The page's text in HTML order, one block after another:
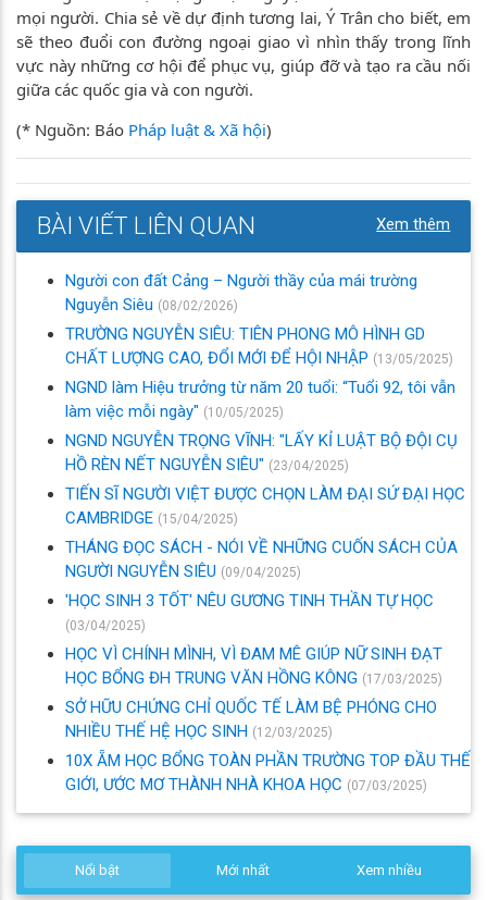
mọi người. Chia sẻ về dự định tương lai, Ý Trân cho biết, em
sẽ theo đuổi con đường ngoại giao vì nhìn thấy trong lĩnh
vực này những cơ hội để phục vụ, giúp đỡ và tạo ra cầu nối
giữa các quốc gia và con người.
(* Nguồn: Báo Pháp luật & Xã hội)
BÀI VIẾT LIÊN QUAN Xem thêm
Người con đất Cảng – Người thầy của mái trường
Nguyễn Siêu (08/02/2026)
TRƯỜNG NGUYỄN SIÊU: TIÊN PHONG MÔ HÌNH GD
CHẤT LƯỢNG CAO, ĐỔI MỚI ĐỂ HỘI NHẬP (13/05/2025)
NGND làm Hiệu trưởng từ năm 20 tuổi: “Tuổi 92, tôi vẫn
làm việc mỗi ngày" (10/05/2025)
NGND NGUYỄN TRỌNG VĨNH: "LẤY KỈ LUẬT BỘ ĐỘI CỤ
HỒ RÈN NẾT NGUYỄN SIÊU" (23/04/2025)
TIẾN SĨ NGƯỜI VIỆT ĐƯỢC CHỌN LÀM ĐẠI SỨ ĐẠI HỌC
CAMBRIDGE (15/04/2025)
THÁNG ĐỌC SÁCH - NÓI VỀ NHỮNG CUỐN SÁCH CỦA
NGƯỜI NGUYỄN SIÊU (09/04/2025)
'HỌC SINH 3 TỐT' NÊU GƯƠNG TINH THẦN TỰ HỌC
(03/04/2025)
HỌC VÌ CHÍNH MÌNH, VÌ ĐAM MÊ GIÚP NỮ SINH ĐẠT
HỌC BỔNG ĐH TRUNG VĂN HỒNG KÔNG (17/03/2025)
SỞ HỮU CHỨNG CHỈ QUỐC TẾ LÀM BỆ PHÓNG CHO
NHIỀU THẾ HỆ HỌC SINH (12/03/2025)
10X ẴM HỌC BỔNG TOÀN PHẦN TRƯỜNG TOP ĐẦU THẾ
GIỚI, ƯỚC MƠ THÀNH NHÀ KHOA HỌC (07/03/2025)
Nổi bật Mới nhất Xem nhiều